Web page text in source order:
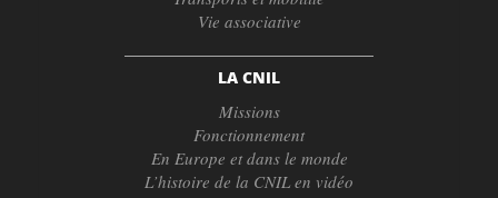
Vie associative
LA CNIL
Missions
Fonctionnement
En Europe et dans le monde
L’histoire de la CNIL en vidéo